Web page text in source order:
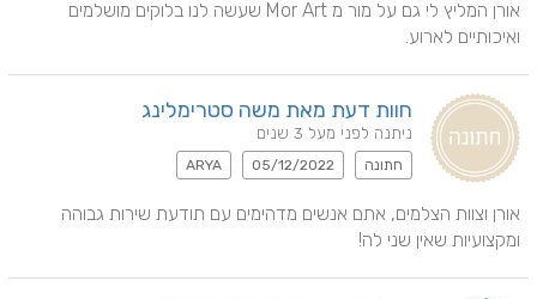
ואיכותיים לארוע.
חוות דעת מאת משה סטרימלינג
ניתנה לפני מעל 3 שנים
חתונה 05/12/2022
ARYA
ומקצועיות שאין שני לה!